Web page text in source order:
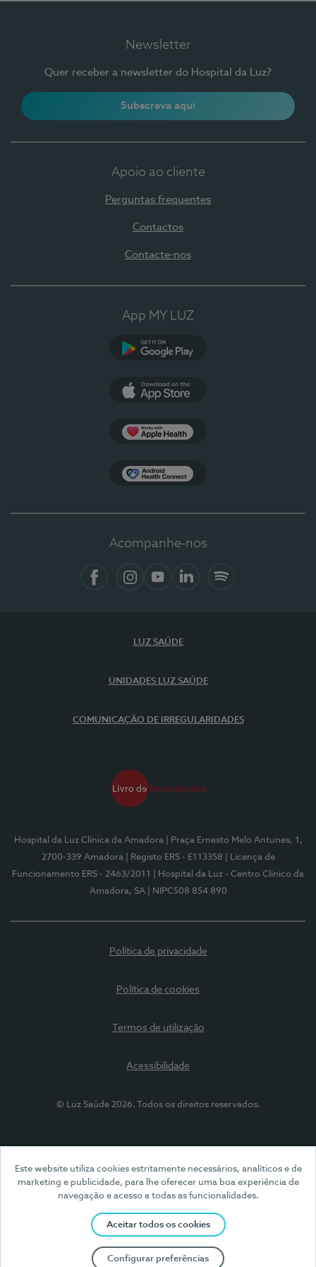
Este website utiliza cookies estritamente necessários, analíticos e de
marketing e publicidade, para lhe oferecer uma boa experiência de
navegação e acesso a todas as funcionalidades.
Aceitar todos os cookies
Configurar preferências
Newsletter
Quer receber a newsletter do Hospital da Luz?
Subscreva aqui
Apoio ao cliente
Perguntas frequentes
Contactos
Contacte-nos
App MY LUZ
Acompanhe-nos
LUZ SAÚDE
UNIDADES LUZ SAÚDE
COMUNICAÇÃO DE IRREGULARIDADES
Hospital da Luz Clínica da Amadora
| Praça Ernesto Melo Antunes, 1,
2700-339 Amadora
| Registo ERS - E113358
| Licença de
Funcionamento ERS - 2463/2011
| Hospital da Luz - Centro Clínico da
Amadora, SA
| NIPC508 854 890
Política de privacidade
Política de cookies
Termos de utilização
Acessibilidade
© Luz Saúde 2026. Todos os direitos reservados.